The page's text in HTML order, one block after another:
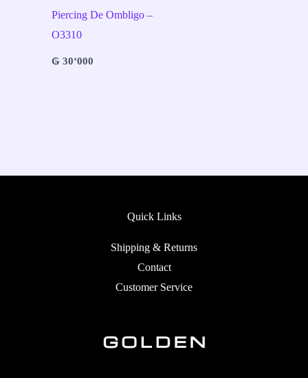
Piercing De Ombligo –
O3310
₲30‘000
Quick Links
Shipping & Returns
Contact
Customer Service